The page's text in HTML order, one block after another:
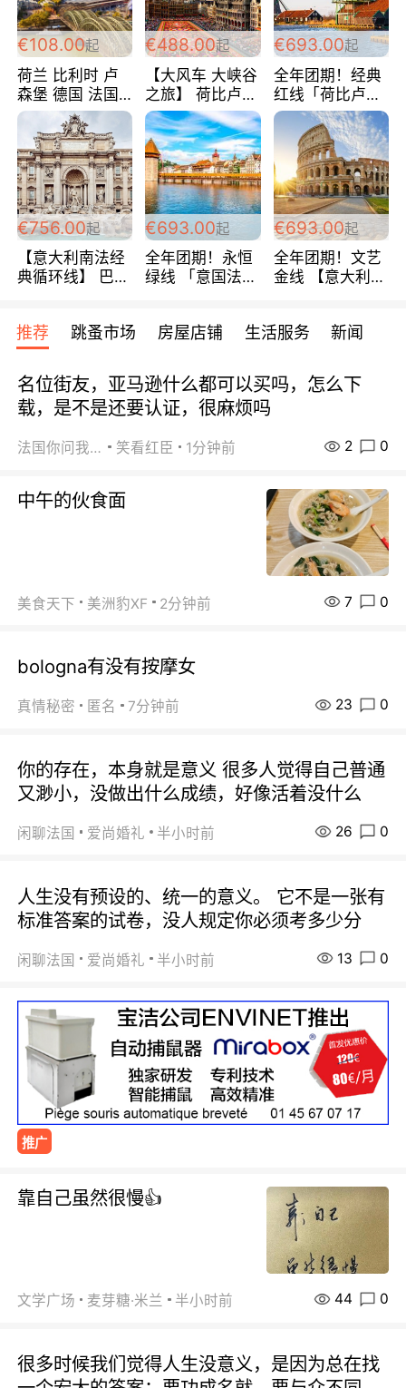
€108.00起
荷兰 比利时 卢
森堡 德国 法国
超爽玩遍西欧 循
环线 全程四星宾
馆 108欧/人/天
€488.00起
【大风车 大峡谷
之旅】 荷比卢德
法 巴黎上下 经
典五国四日游
488欧/人
€693.00起
全年团期！经典
红线「荷比卢德
法」七天循环 五
国 仅售99欧/人/
天！巴黎上下！
包拼房~
€756.00起
【意大利南法经
典循环线】 巴黎
宾馆 108欧/天起
全程756欧/位
€693.00起
全年团期！永恒
绿线 「意国法
欧/天起 ~包拼房
€693.00起
全年团期！文艺
金线 【意大利一
每周铁发！
推荐 跳蚤市场 房屋店铺 生活服务 新闻
名位街友，亚马逊什么都可以买吗，怎么下
载，是不是还要认证，很麻烦吗
法国你问我答 笑看红臣 1分钟前 2 0
中午的伙食面
美食天下 美洲豹XF 2分钟前 7 0
bologna有没有按摩女
真情秘密 匿名 7分钟前 23 0
你的存在，本身就是意义 很多人觉得自己普通
又渺小，没做出什么成绩，好像活着没什么
闲聊法国 爱尚婚礼 半小时前 26 0
人生没有预设的、统一的意义。 它不是一张有
标准答案的试卷，没人规定你必须考多少分
闲聊法国 爱尚婚礼 半小时前 13 0
推广
靠自己虽然很慢👍
文学广场 麦芽糖·米兰 半小时前 44 0
很多时候我们觉得人生没意义，是因为总在找